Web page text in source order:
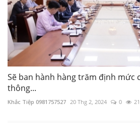
Sẽ ban hành hàng trăm định mức
thông...
Khắc Tiệp 0981757527 20 Thg 2, 2024 0